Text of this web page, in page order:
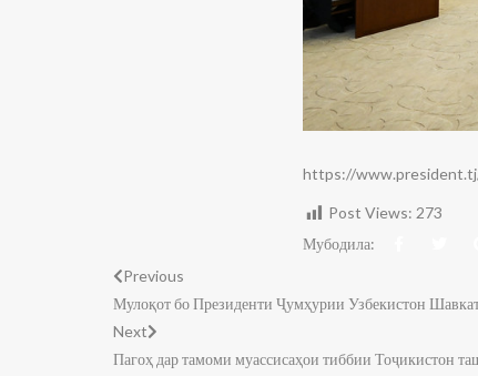
https://
Post Views: 273
Мубодила:
Previous
Мулоқот бо Президенти Ҷумҳурии Узбекистон
Next
Пагоҳ дар тамоми муассисаҳои тиббии Тоҷикистон